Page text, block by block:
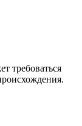
требоваться